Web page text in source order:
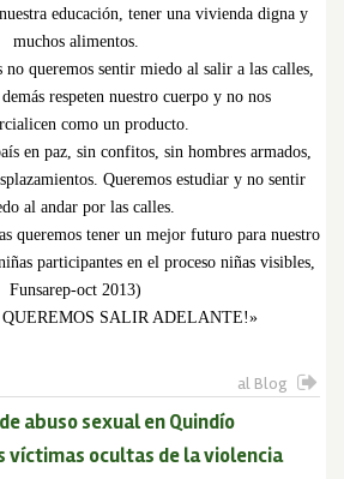
educación, tener una vivienda digna y
muchos alimentos.
no queremos sentir miedo al salir a las calles,
respeten nuestro cuerpo y no nos
como un producto.
en paz, sin confitos, sin hombres armados,
Queremos estudiar y no sentir
al andar por las calles.
queremos tener un mejor futuro para nuestro
participantes en el proceso niñas visibles,
Funsarep-oct 2013)
SALIR ADELANTE!»
al Blog
abuso sexual en Quindío
víctimas ocultas de la violencia